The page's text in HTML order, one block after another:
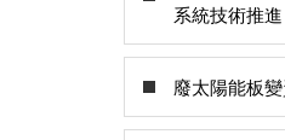
系統技術推進
廢太陽能板